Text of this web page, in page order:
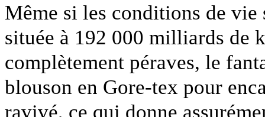
Même si les conditions de vie
située à 192 000 milliards de
complètement péraves, le
blouson en Gore-tex pour
ravivé, ce qui donne